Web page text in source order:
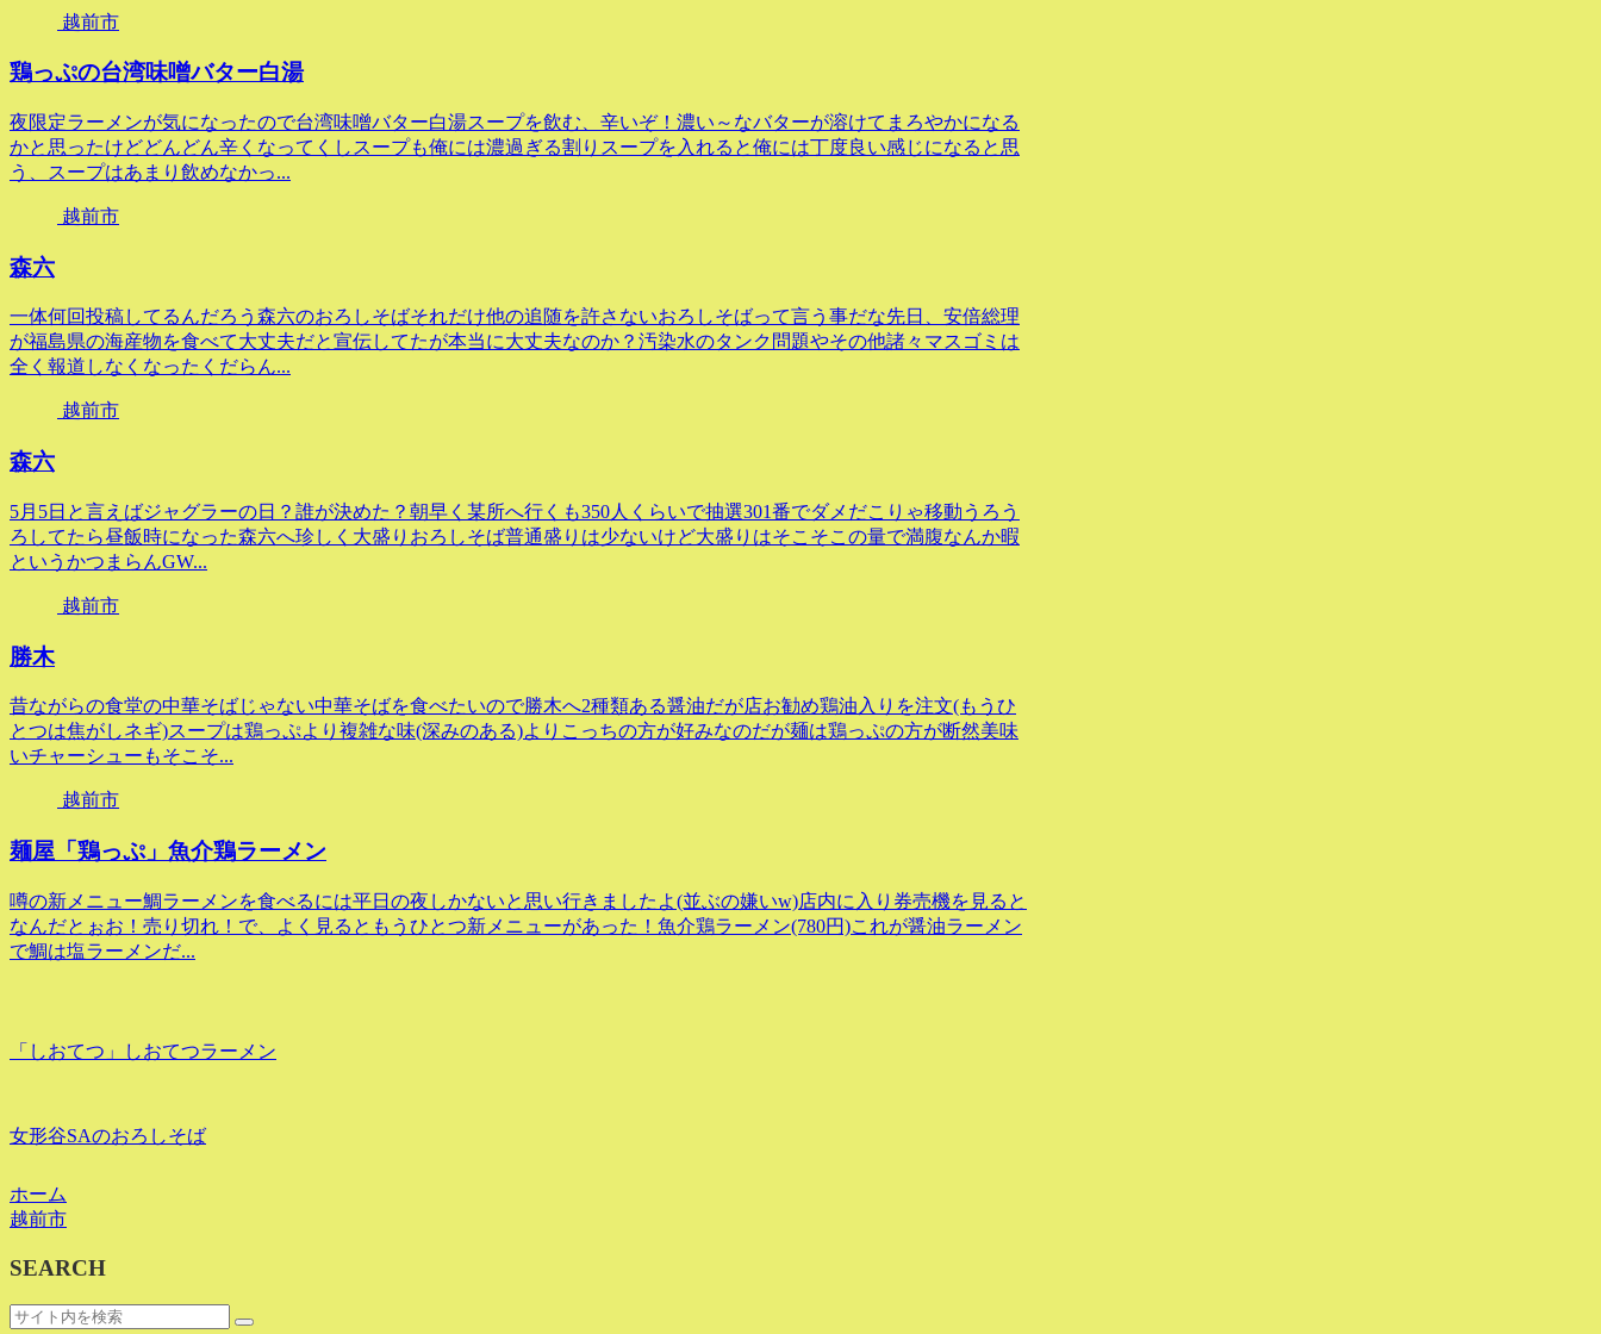
越前市
鶏っぷの台湾味噌バター白湯
夜限定ラーメンが気になったので台湾味噌バター白湯スープを飲む、辛いぞ！濃い～なバターが溶けてまろやかになる
かと思ったけどどんどん辛くなってくしスープも俺には濃過ぎる割りスープを入れると俺には丁度良い感じになると思
う、スープはあまり飲めなかっ...
越前市
森六
一体何回投稿してるんだろう森六のおろしそばそれだけ他の追随を許さないおろしそばって言う事だな先日、安倍総理
が福島県の海産物を食べて大丈夫だと宣伝してたが本当に大丈夫なのか？汚染水のタンク問題やその他諸々マスゴミは
全く報道しなくなったくだらん...
越前市
森六
5月5日と言えばジャグラーの日？誰が決めた？朝早く某所へ行くも350人くらいで抽選301番でダメだこりゃ移動うろう
ろしてたら昼飯時になった森六へ珍しく大盛りおろしそば普通盛りは少ないけど大盛りはそこそこの量で満腹なんか暇
というかつまらんGW...
越前市
勝木
昔ながらの食堂の中華そばじゃない中華そばを食べたいので勝木へ2種類ある醤油だが店お勧め鶏油入りを注文(もうひ
とつは焦がしネギ)スープは鶏っぷより複雑な味(深みのある)よりこっちの方が好みなのだが麺は鶏っぷの方が断然美味
いチャーシューもそこそ...
越前市
麺屋「鶏っぷ」魚介鶏ラーメン
噂の新メニュー鯛ラーメンを食べるには平日の夜しかないと思い行きましたよ(並ぶの嫌いw)店内に入り券売機を見ると
なんだとぉお！売り切れ！で、よく見るともうひとつ新メニューがあった！魚介鶏ラーメン(780円)これが醤油ラーメン
で鯛は塩ラーメンだ...
「しおてつ」しおてつラーメン
女形谷SAのおろしそば
ホーム
越前市
SEARCH